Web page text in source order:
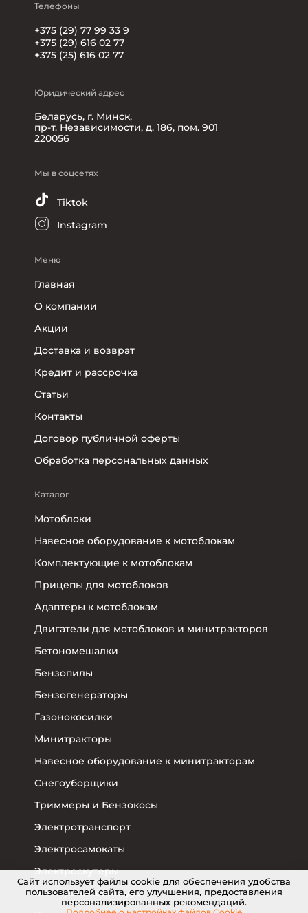
Телефоны
+375 (29) 77 99 33 9
+375 (29) 616 02 77
+375 (25) 616 02 77
Юридический адрес
Беларусь, г. Минск,
пр-т. Независимости, д. 186, пом. 901
220056
Мы в соцсетях
Tiktok
Instagram
Меню
Главная
О компании
Акции
Доставка и возврат
Кредит и рассрочка
Статьи
Контакты
Договор публичной оферты
Обработка персональных данных
Каталог
Мотоблоки
Навесное оборудование к мотоблокам
Комплектующие к мотоблокам
Прицепы для мотоблоков
Адаптеры к мотоблокам
Двигатели для мотоблоков и минитракторов
Бетономешалки
Бензопилы
Бензогенераторы
Газонокосилки
Минитракторы
Навесное оборудование к минитракторам
Снегоуборщики
Триммеры и Бензокосы
Электротранспорт
Электросамокаты
Электроскутеры
Электровелосипеды
Cайт использует файлы cookie для обеспечения удобства
пользователей сайта, его улучшения, предоставления
персонализированных рекомендаций.